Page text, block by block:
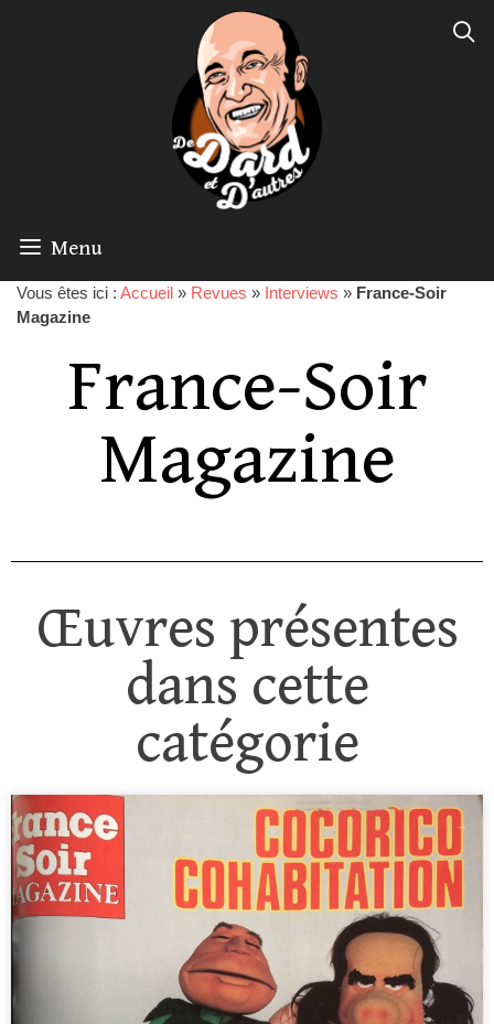
Menu
Vous êtes ici : Accueil » Revues » Interviews » France-Soir
Magazine
France-Soir
Magazine
Œuvres présentes
dans cette
catégorie